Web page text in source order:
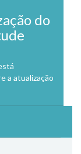
do
a atualização